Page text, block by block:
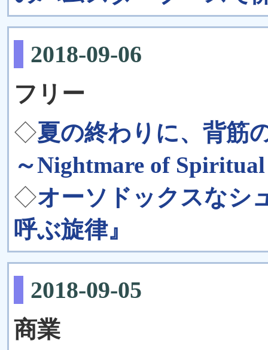
2018-09-06
フリー
◇夏の終わりに、背筋
～Nightmare of
◇オーソドックスなシ
呼ぶ旋律』
2018-09-05
商業